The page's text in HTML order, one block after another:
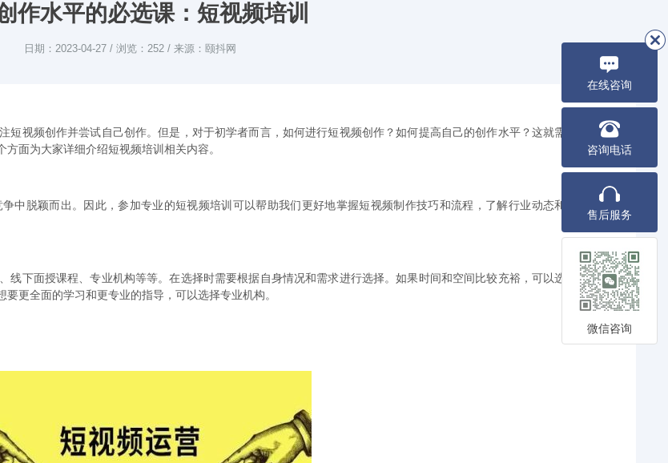
作水平的必选课：短视频培训
日期：2023-04-27 / 浏览：252 / 来源：颐抖网
视频创作并尝试自己创作。但是，对于初学者而言，如何进行短视频创作？如何提高自己的创作水平？这就需要
面为大家详细介绍短视频培训相关内容。
中脱颖而出。因此，参加专业的短视频培训可以帮助我们更好地掌握短视频制作技巧和流程，了解行业动态和趋
下面授课程、专业机构等等。在选择时需要根据自身情况和需求进行选择。如果时间和空间比较充裕，可以选择
更全面的学习和更专业的指导，可以选择专业机构。
在线咨询
咨询电话
售后服务
微信咨询